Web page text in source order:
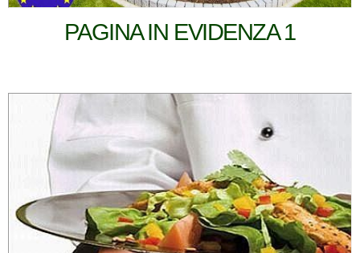
PAGINA IN EVIDENZA 1